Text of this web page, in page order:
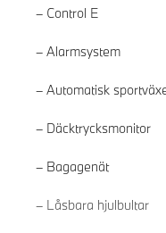
Control E
Alarmsystem
Automatisk
Däcktrycksmonitor
Bagagenät
Låsbara hjulbultar
Läs mer